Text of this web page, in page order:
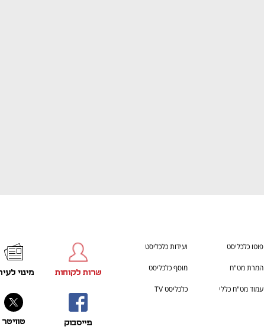
פוטו כלכליסט ועידות כלכליסט
המרת מט"ח מוסף כלכליסט
עמוד מט"ח כללי כלכליסט TV
פייסבוק
שרות לקוחות
טוויטר
מינוי